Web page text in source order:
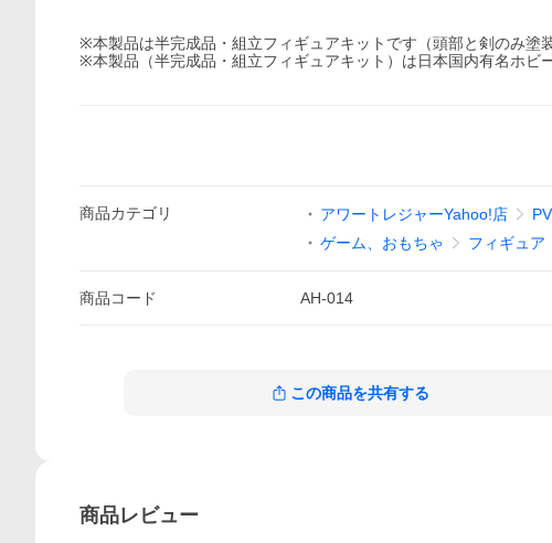
※本製品は半完成品・組立フィギュアキットです（頭部と剣のみ塗
※本製品（半完成品・組立フィギュアキット）は日本国内有名ホビ
商品カテゴリ アワートレジャーYahoo!店
ゲーム、おもちゃ
フィギュア
商品コード AH-014
この商品を共有する
商品レビュー